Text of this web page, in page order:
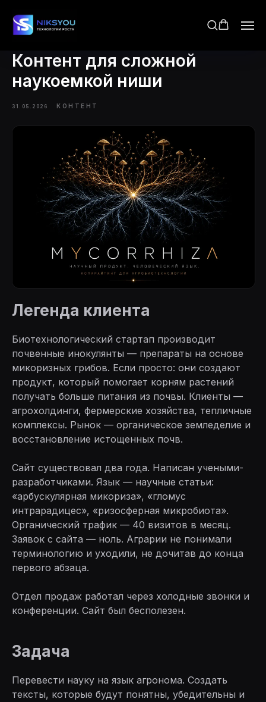
Контент для сложной
наукоемкой ниши
31.05.2026 КОНТЕНТ
Легенда клиента
Биотехнологический стартап производит
почвенные инокулянты — препараты на основе
микоризных грибов. Если просто: они создают
продукт, который помогает корням растений
получать больше питания из почвы. Клиенты —
агрохолдинги, фермерские хозяйства, тепличные
комплексы. Рынок — органическое земледелие и
восстановление истощенных почв.
Сайт существовал два года. Написан учеными-
разработчиками. Язык — научные статьи:
«арбускулярная микориза», «гломус
интрарадицес», «ризосферная микробиота».
Органический трафик — 40 визитов в месяц.
Заявок с сайта — ноль. Аграрии не понимали
терминологию и уходили, не дочитав до конца
первого абзаца.
Отдел продаж работал через холодные звонки и
конференции. Сайт был бесполезен.
Задача
Перевести науку на язык агронома. Создать
тексты, которые будут понятны, убедительны и